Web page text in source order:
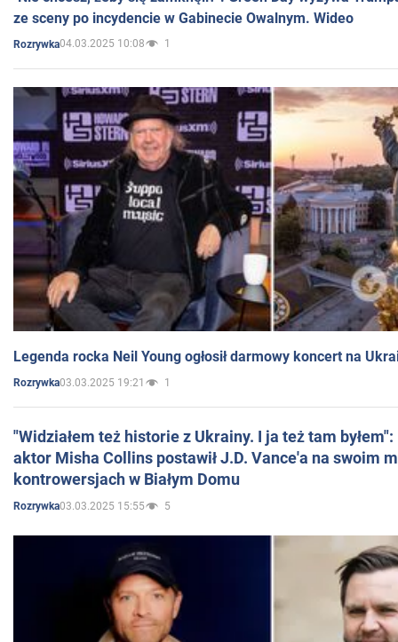
ze sceny po incydencie w Gabinecie Owalnym. Wideo
Rozrywka04.03.2025 10:08 1
Legenda rocka Neil Young ogłosił darmowy koncert na
Rozrywka03.03.2025 19:21 1
"Widziałem też historie z Ukrainy. I ja też tam
aktor Misha Collins postawił J.D. Vance'a na swoim
kontrowersjach w Białym Domu
Rozrywka03.03.2025 15:55 5